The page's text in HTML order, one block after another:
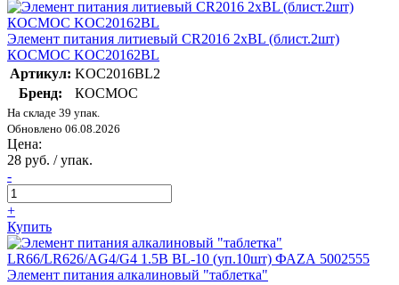
Элемент питания литиевый CR2016 2хBL (блист.2шт)
КОСМОС KOC20162BL
Артикул: KOC2016BL2
Бренд:
КОСМОС
На складе 39 упак.
Обновлено 06.08.2026
Цена:
28 руб. / упак.
-
+
Купить
Элемент питания алкалиновый "таблетка"